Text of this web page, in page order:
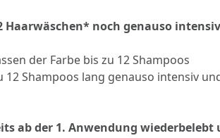
Haarwäschen* noch genauso
der Farbe bis zu 12 Shampoos
12 Shampoos lang genauso intensiv
ab der 1. Anwendung wiederbelebt